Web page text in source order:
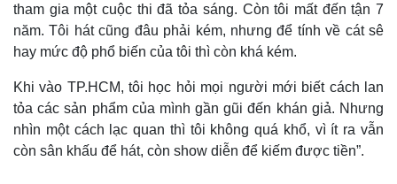
Thể thao
Bóng đá
Lịch thi đấu bóng đá
Thế giới thể thao
Ô tô - Xe máy
Ô tô
Xe máy
Tư vấn
tham gia một cuộc thi đã tỏa sáng. Còn tôi mất đến tận 7
năm. Tôi hát cũng đâu phải kém, nhưng để tính về cát sê
hay mức độ phổ biến của tôi thì còn khá kém.
Khi vào TP.HCM, tôi học hỏi mọi người mới biết cách lan
tỏa các sản phẩm của mình gần gũi đến khán giả. Nhưng
nhìn một cách lạc quan thì tôi không quá khổ, vì ít ra vẫn
còn sân khấu để hát, còn show diễn để kiếm được tiền”.